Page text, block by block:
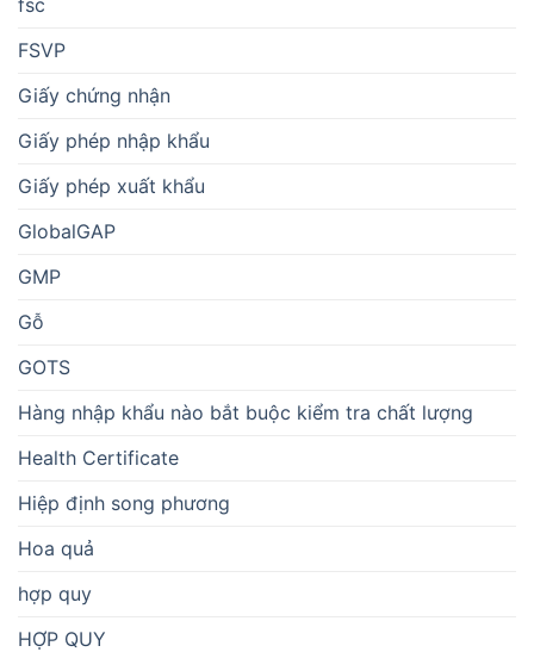
FSVP
Giấy chứng nhận
Giấy phép nhập khẩu
Giấy phép xuất khẩu
GlobalGAP
GMP
Gỗ
GOTS
Hàng nhập khẩu nào bắt buộc kiểm tra chất lượng
Health Certificate
Hiệp định song phương
Hoa quả
hợp quy
HỢP QUY